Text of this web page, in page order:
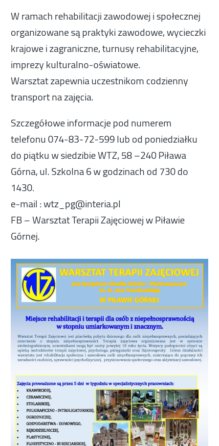
W ramach rehabilitacji zawodowej i społecznej
organizowane są praktyki zawodowe, wycieczki
krajowe i zagraniczne, turnusy rehabilitacyjne,
imprezy kulturalno-oświatowe.
Warsztat zapewnia uczestnikom codzienny
transport na zajęcia.
Szczegółowe informacje pod numerem
telefonu 074-83-72-599 lub od poniedziałku
do piątku w siedzibie WTZ, 58 –240 Piława
Górna, ul. Szkolna 6 w godzinach od 730 do
1430.
e-mail : wtz_pg@interia.pl
FB – Warsztat Terapii Zajęciowej w Piławie
Górnej.